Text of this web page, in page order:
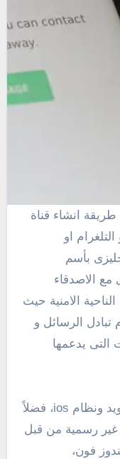
او
بأسم
الاصدقاء
الامنية حيث
الرسائل و
التى يدعمها
يدعم التطبيق العمل على نظام اندرويد ونظام ios، فضلاً
رسمية من قبل
فون،